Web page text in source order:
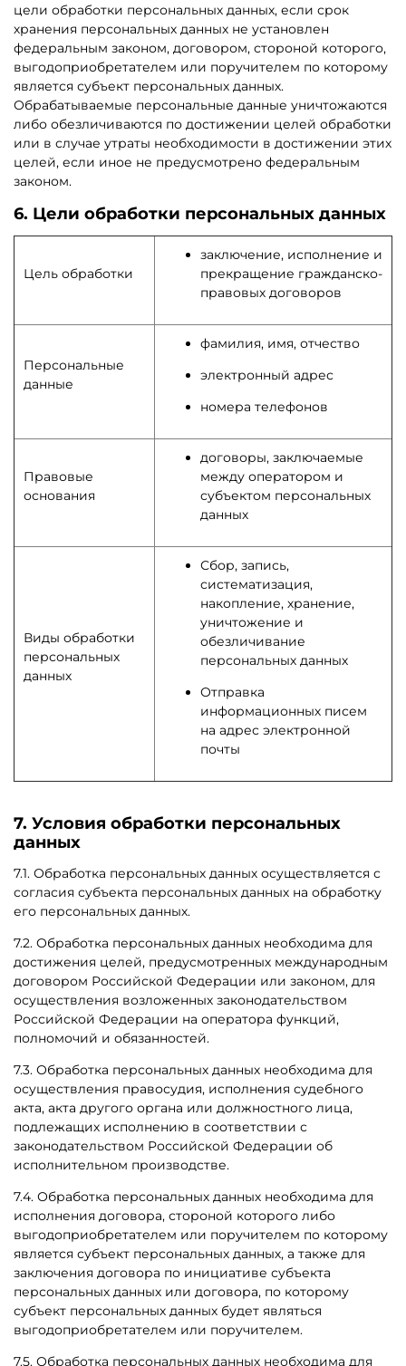
цели обработки персональных данных, если срок
хранения персональных данных не установлен
федеральным законом, договором, стороной которого,
выгодоприобретателем или поручителем по которому
является субъект персональных данных.
Обрабатываемые персональные данные уничтожаются
либо обезличиваются по достижении целей обработки
или в случае утраты необходимости в достижении этих
целей, если иное не предусмотрено федеральным
законом.
6. Цели обработки персональных данных
Цель обработки
заключение, исполнение и
прекращение гражданско-
правовых договоров
Персональные
данные
фамилия, имя, отчество
электронный адрес
номера телефонов
Правовые
основания
договоры, заключаемые
между оператором и
субъектом персональных
данных
Виды обработки
персональных
данных
Сбор, запись,
систематизация,
накопление, хранение,
уничтожение и
обезличивание
персональных данных
Отправка
информационных писем
на адрес электронной
почты
7. Условия обработки персональных
данных
7.1. Обработка персональных данных осуществляется с
согласия субъекта персональных данных на обработку
его персональных данных.
7.2. Обработка персональных данных необходима для
достижения целей, предусмотренных международным
договором Российской Федерации или законом, для
осуществления возложенных законодательством
Российской Федерации на оператора функций,
полномочий и обязанностей.
7.3. Обработка персональных данных необходима для
осуществления правосудия, исполнения судебного
акта, акта другого органа или должностного лица,
подлежащих исполнению в соответствии с
законодательством Российской Федерации об
исполнительном производстве.
7.4. Обработка персональных данных необходима для
исполнения договора, стороной которого либо
выгодоприобретателем или поручителем по которому
является субъект персональных данных, а также для
заключения договора по инициативе субъекта
персональных данных или договора, по которому
субъект персональных данных будет являться
выгодоприобретателем или поручителем.
7.5. Обработка персональных данных необходима для